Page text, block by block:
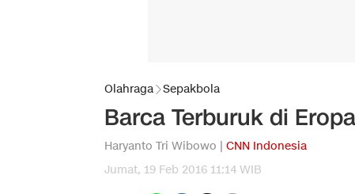
Olahraga Sepakbola
Barca Terburuk di
Haryanto Tri Wibowo | CNN Indonesia
Jumat, 19 Feb 2016 11:14 WIB